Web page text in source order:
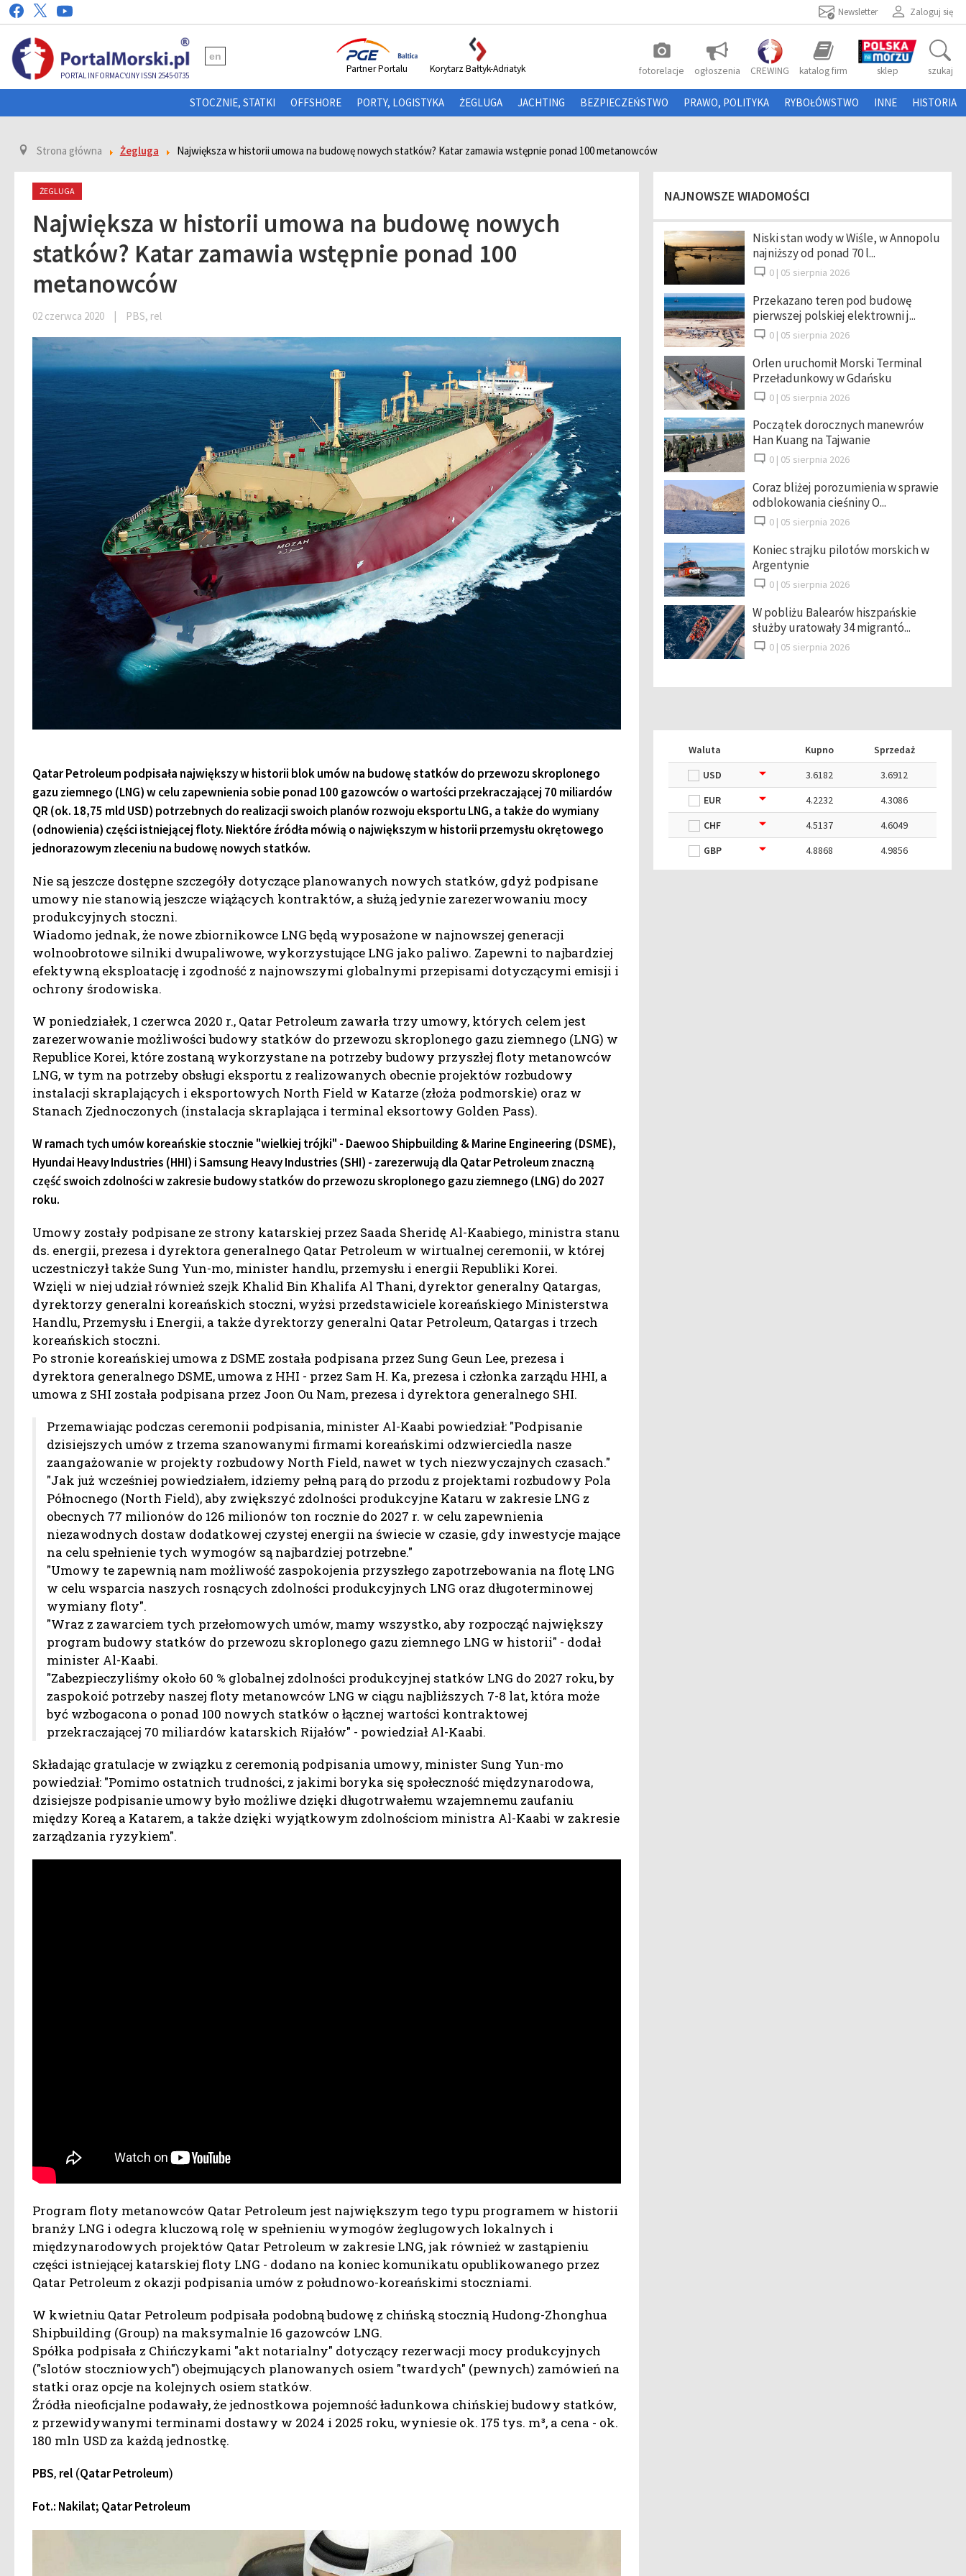
Zaloguj się
Newsletter
PORTAL INFORMACYJNY ISSN 2545-0735
en photo_camera
fotorelacje ogłoszenia CREWING katalog firm sklep szukaj
Partner Portalu Korytarz Bałtyk-Adriatyk
STOCZNIE, STATKI OFFSHORE PORTY, LOGISTYKA ŻEGLUGA JACHTING BEZPIECZEŃSTWO PRAWO, POLITYKA RYBOŁÓWSTWO INNE HISTORIA
Strona główna Żegluga Największa w historii umowa na budowę nowych statków? Katar zamawia wstępnie ponad 100 metanowców
ŻEGLUGA
Największa w historii umowa na budowę nowych
statków? Katar zamawia wstępnie ponad 100
metanowców
02 czerwca 2020 | PBS, rel
Qatar Petroleum podpisała największy w historii blok umów na budowę statków do przewozu skroplonego
gazu ziemnego (LNG) w celu zapewnienia sobie ponad 100 gazowców o wartości przekraczającej 70 miliardów
QR (ok. 18,75 mld USD) potrzebnych do realizacji swoich planów rozwoju eksportu LNG, a także do wymiany
(odnowienia) części istniejącej floty. Niektóre źródła mówią o największym w historii przemysłu okrętowego
jednorazowym zleceniu na budowę nowych statków.
Nie są jeszcze dostępne szczegóły dotyczące planowanych nowych statków, gdyż podpisane
umowy nie stanowią jeszcze wiążących kontraktów, a służą jedynie zarezerwowaniu mocy
produkcyjnych stoczni.
Wiadomo jednak, że nowe zbiornikowce LNG będą wyposażone w najnowszej generacji
wolnoobrotowe silniki dwupaliwowe, wykorzystujące LNG jako paliwo. Zapewni to najbardziej
efektywną eksploatację i zgodność z najnowszymi globalnymi przepisami dotyczącymi emisji i
ochrony środowiska.
W poniedziałek, 1 czerwca 2020 r., Qatar Petroleum zawarła trzy umowy, których celem jest
zarezerwowanie możliwości budowy statków do przewozu skroplonego gazu ziemnego (LNG) w
Republice Korei, które zostaną wykorzystane na potrzeby budowy przyszłej floty metanowców
LNG, w tym na potrzeby obsługi eksportu z realizowanych obecnie projektów rozbudowy
instalacji skraplających i eksportowych North Field w Katarze (złoża podmorskie) oraz w
Stanach Zjednoczonych (instalacja skraplająca i terminal eksortowy Golden Pass).
W ramach tych umów koreańskie stocznie "wielkiej trójki" - Daewoo Shipbuilding & Marine Engineering (DSME),
Hyundai Heavy Industries (HHI) i Samsung Heavy Industries (SHI) - zarezerwują dla Qatar Petroleum znaczną
część swoich zdolności w zakresie budowy statków do przewozu skroplonego gazu ziemnego (LNG) do 2027
roku.
Umowy zostały podpisane ze strony katarskiej przez Saada Sheridę Al-Kaabiego, ministra stanu
ds. energii, prezesa i dyrektora generalnego Qatar Petroleum w wirtualnej ceremonii, w której
uczestniczył także Sung Yun-mo, minister handlu, przemysłu i energii Republiki Korei.
Wzięli w niej udział również szejk Khalid Bin Khalifa Al Thani, dyrektor generalny Qatargas,
dyrektorzy generalni koreańskich stoczni, wyżsi przedstawiciele koreańskiego Ministerstwa
Handlu, Przemysłu i Energii, a także dyrektorzy generalni Qatar Petroleum, Qatargas i trzech
koreańskich stoczni.
Po stronie koreańskiej umowa z DSME została podpisana przez Sung Geun Lee, prezesa i
dyrektora generalnego DSME, umowa z HHI - przez Sam H. Ka, prezesa i członka zarządu HHI, a
umowa z SHI została podpisana przez Joon Ou Nam, prezesa i dyrektora generalnego SHI.
Przemawiając podczas ceremonii podpisania, minister Al-Kaabi powiedział: "Podpisanie
dzisiejszych umów z trzema szanowanymi firmami koreańskimi odzwierciedla nasze
zaangażowanie w projekty rozbudowy North Field, nawet w tych niezwyczajnych czasach."
"Jak już wcześniej powiedziałem, idziemy pełną parą do przodu z projektami rozbudowy Pola
Północnego (North Field), aby zwiększyć zdolności produkcyjne Kataru w zakresie LNG z
obecnych 77 milionów do 126 milionów ton rocznie do 2027 r. w celu zapewnienia
niezawodnych dostaw dodatkowej czystej energii na świecie w czasie, gdy inwestycje mające
na celu spełnienie tych wymogów są najbardziej potrzebne."
"Umowy te zapewnią nam możliwość zaspokojenia przyszłego zapotrzebowania na flotę LNG
w celu wsparcia naszych rosnących zdolności produkcyjnych LNG oraz długoterminowej
wymiany floty".
"Wraz z zawarciem tych przełomowych umów, mamy wszystko, aby rozpocząć największy
program budowy statków do przewozu skroplonego gazu ziemnego LNG w historii" - dodał
minister Al-Kaabi.
"Zabezpieczyliśmy około 60 % globalnej zdolności produkcyjnej statków LNG do 2027 roku, by
zaspokoić potrzeby naszej floty metanowców LNG w ciągu najbliższych 7-8 lat, która może
być wzbogacona o ponad 100 nowych statków o łącznej wartości kontraktowej
przekraczającej 70 miliardów katarskich Rijałów" - powiedział Al-Kaabi.
Składając gratulacje w związku z ceremonią podpisania umowy, minister Sung Yun-mo
powiedział: "Pomimo ostatnich trudności, z jakimi boryka się społeczność międzynarodowa,
dzisiejsze podpisanie umowy było możliwe dzięki długotrwałemu wzajemnemu zaufaniu
między Koreą a Katarem, a także dzięki wyjątkowym zdolnościom ministra Al-Kaabi w zakresie
zarządzania ryzykiem".
Program floty metanowców Qatar Petroleum jest największym tego typu programem w historii
branży LNG i odegra kluczową rolę w spełnieniu wymogów żeglugowych lokalnych i
międzynarodowych projektów Qatar Petroleum w zakresie LNG, jak również w zastąpieniu
części istniejącej katarskiej floty LNG - dodano na koniec komunikatu opublikowanego przez
Qatar Petroleum z okazji podpisania umów z połudnowo-koreańskimi stoczniami.
W kwietniu Qatar Petroleum podpisała podobną budowę z chińską stocznią Hudong-Zhonghua
Shipbuilding (Group) na maksymalnie 16 gazowców LNG.
Spółka podpisała z Chińczykami "akt notarialny" dotyczący rezerwacji mocy produkcyjnych
("slotów stoczniowych") obejmujących planowanych osiem "twardych" (pewnych) zamówień na
statki oraz opcje na kolejnych osiem statków.
Źródła nieoficjalne podawały, że jednostkowa pojemność ładunkowa chińskiej budowy statków,
z przewidywanymi terminami dostawy w 2024 i 2025 roku, wyniesie ok. 175 tys. m³, a cena - ok.
180 mln USD za każdą jednostkę.
PBS, rel (Qatar Petroleum)
Fot.: Nakilat; Qatar Petroleum
NAJNOWSZE WIADOMOŚCI
Niski stan wody w Wiśle, w Annopolu
najniższy od ponad 70 l...
0 | 05 sierpnia 2026
Przekazano teren pod budowę
pierwszej polskiej elektrowni j...
0 | 05 sierpnia 2026
Orlen uruchomił Morski Terminal
Przeładunkowy w Gdańsku
0 | 05 sierpnia 2026
Początek dorocznych manewrów
Han Kuang na Tajwanie
0 | 05 sierpnia 2026
Coraz bliżej porozumienia w sprawie
odblokowania cieśniny O...
0 | 05 sierpnia 2026
Koniec strajku pilotów morskich w
Argentynie
0 | 05 sierpnia 2026
W pobliżu Balearów hiszpańskie
służby uratowały 34 migrantó...
0 | 05 sierpnia 2026
Waluta Kupno
Sprzedaż
USD
3.6182
3.6912
EUR
4.2232
4.3086
CHF
4.5137
4.6049
GBP
4.8868 4.9856